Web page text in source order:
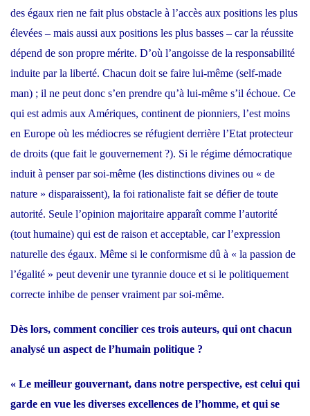
des égaux rien ne fait plus obstacle à l’accès aux positions les plus
élevées – mais aussi aux positions les plus basses – car la réussite
dépend de son propre mérite. D’où l’angoisse de la responsabilité
induite par la liberté. Chacun doit se faire lui-même (self-made
man) ; il ne peut donc s’en prendre qu’à lui-même s’il échoue. Ce
qui est admis aux Amériques, continent de pionniers, l’est moins
en Europe où les médiocres se réfugient derrière l’Etat protecteur
de droits (que fait le gouvernement ?). Si le régime démocratique
induit à penser par soi-même (les distinctions divines ou « de
nature » disparaissent), la foi rationaliste fait se défier de toute
autorité. Seule l’opinion majoritaire apparaît comme l’autorité
(tout humaine) qui est de raison et acceptable, car l’expression
naturelle des égaux. Même si le conformisme dû à « la passion de
l’égalité » peut devenir une tyrannie douce et si le politiquement
correcte inhibe de penser vraiment par soi-même.
Dès lors, comment concilier ces trois auteurs, qui ont chacun
analysé un aspect de l’humain politique ?
« Le meilleur gouvernant, dans notre perspective, est celui qui
garde en vue les diverses excellences de l’homme, et qui se